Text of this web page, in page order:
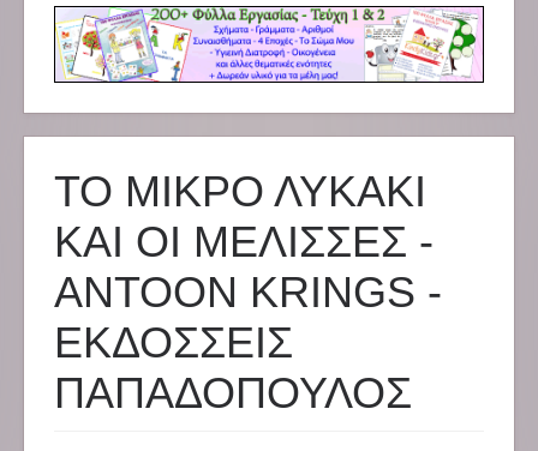
ΤΟ ΜΙΚΡΟ ΛΥΚΑΚΙ
ΚΑΙ ΟΙ ΜΕΛΙΣΣΕΣ -
ANTOON KRINGS -
ΕΚΔΟΣΣΕΙΣ
ΠΑΠΑΔΟΠΟΥΛΟΣ